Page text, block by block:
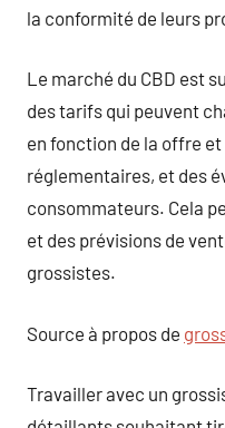
la conformité de leurs
Le marché du CBD est
des tarifs qui peuvent
en fonction de la offre
réglementaires, et des
consommateurs. Cela
et des prévisions de
grossistes.
Source à propos de
Travailler avec un